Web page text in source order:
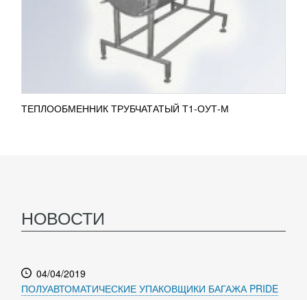
ТЕПЛООБМЕННИК ТРУБЧАТАТЫЙ Т1-ОУТ-М
НОВОСТИ
04/04/2019
ПОЛУАВТОМАТИЧЕСКИЕ УПАКОВЩИКИ БАГАЖА PRIDE